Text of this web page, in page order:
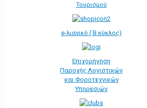
Τουρισμού
e-λιανικό (΄Β κύκλος)
Επιχορήγηση
Παροχής Λογιστικών
και Φοροτεχνικών
Υπηρεσιών